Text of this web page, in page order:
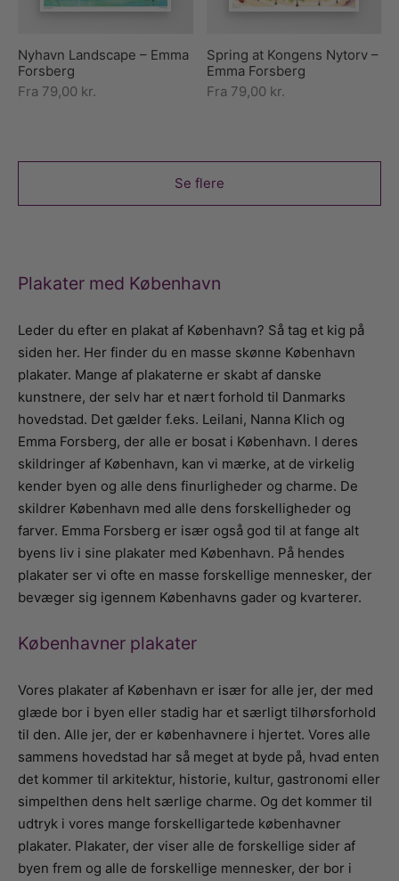
Nyhavn Landscape – Emma
Forsberg
Fra 79,00 kr.
Spring at Kongens Nytorv –
Emma Forsberg
Fra 79,00 kr.
Se flere
Plakater med København
Leder du efter en plakat af København? Så tag et kig på
siden her. Her finder du en masse skønne København
plakater. Mange af plakaterne er skabt af danske
kunstnere, der selv har et nært forhold til Danmarks
hovedstad. Det gælder f.eks. Leilani, Nanna Klich og
Emma Forsberg, der alle er bosat i København. I deres
skildringer af København, kan vi mærke, at de virkelig
kender byen og alle dens finurligheder og charme. De
skildrer København med alle dens forskelligheder og
farver. Emma Forsberg er især også god til at fange alt
byens liv i sine plakater med København. På hendes
plakater ser vi ofte en masse forskellige mennesker, der
bevæger sig igennem Københavns gader og kvarterer.
Københavner plakater
Vores plakater af København er især for alle jer, der med
glæde bor i byen eller stadig har et særligt tilhørsforhold
til den. Alle jer, der er københavnere i hjertet. Vores alle
sammens hovedstad har så meget at byde på, hvad enten
det kommer til arkitektur, historie, kultur, gastronomi eller
simpelthen dens helt særlige charme. Og det kommer til
udtryk i vores mange forskelligartede københavner
plakater. Plakater, der viser alle de forskellige sider af
byen frem og alle de forskellige mennesker, der bor i